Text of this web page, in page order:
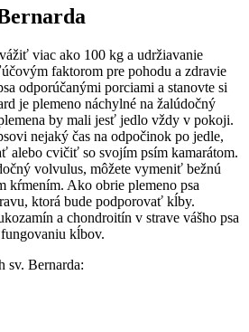
viac ako 100 kg a udržiavanie
faktorom pre pohodu a zdravie
odporúčanými porciami a stanovte si
je plemeno náchylné na žalúdočný
by mali jesť jedlo vždy v pokoji.
nejaký čas na odpočinok po jedle,
alebo cvičiť so svojím psím kamarátom.
volvulus, môžete vymeniť bežnú
kŕmením. Ako obrie plemeno psa
ktorá bude podporovať kĺby.
a chondroitín v strave vášho psa
kĺbov.
sv. Bernarda: